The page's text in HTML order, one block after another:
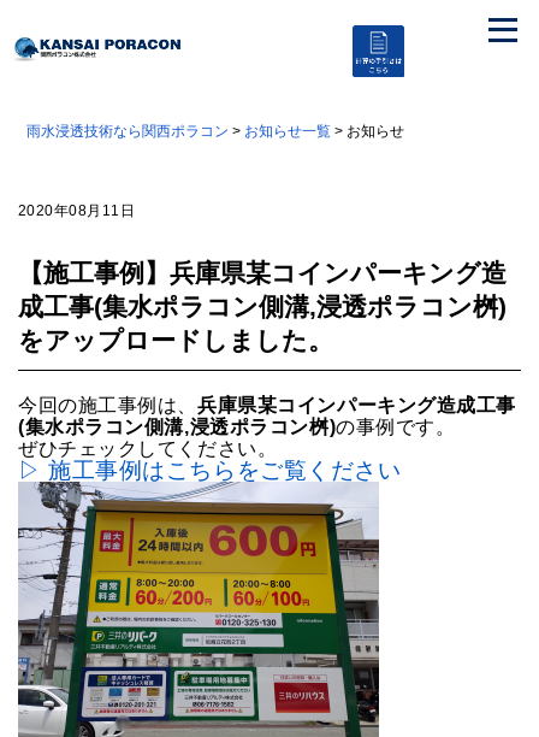
雨水浸透技術なら関西ポラコン > お知らせ一覧 > お知らせ
2020年08月11日
【施工事例】兵庫県某コインパーキング造
成工事(集水ポラコン側溝,浸透ポラコン桝)
をアップロードしました。
今回の施工事例は、兵庫県某コインパーキング造成工事
(集水ポラコン側溝,浸透ポラコン桝)の事例です。
ぜひチェックしてください。
▷ 施工事例はこちらをご覧ください